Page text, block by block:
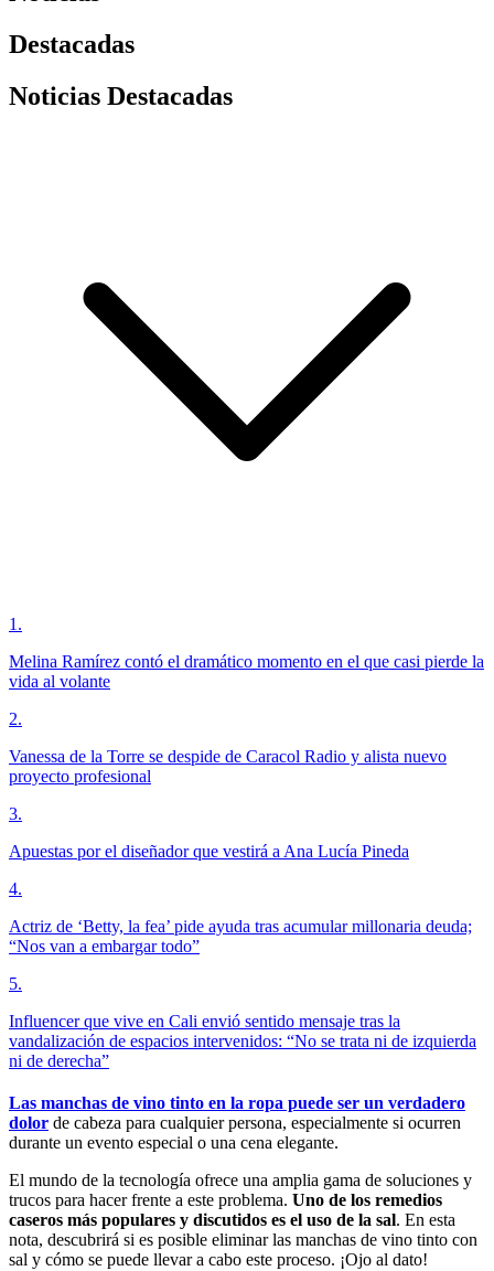
Destacadas
Noticias Destacadas
1 .
Melina Ramírez contó el dramático momento en el que casi pierde la
vida al volante
2.
Vanessa de la Torre se despide de Caracol Radio y alista nuevo
proyecto profesional
3.
Apuestas por el diseñador que vestirá a Ana Lucía Pineda
4.
Actriz de ‘Betty, la fea’ pide ayuda tras acumular millonaria deuda;
“Nos van a embargar todo”
5.
Influencer que vive en Cali envió sentido mensaje tras la
vandalización de espacios intervenidos: “No se trata ni de izquierda
ni de derecha”
Las manchas de vino tinto en la ropa puede ser un verdadero
dolor de cabeza para cualquier persona, especialmente si ocurren
durante un evento especial o una cena elegante.
El mundo de la tecnología ofrece una amplia gama de soluciones y
trucos para hacer frente a este problema. Uno de los remedios
caseros más populares y discutidos es el uso de la sal. En esta
nota, descubrirá si es posible eliminar las manchas de vino tinto con
sal y cómo se puede llevar a cabo este proceso. ¡Ojo al dato!